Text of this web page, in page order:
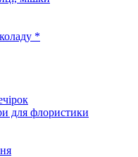
*
для флористики